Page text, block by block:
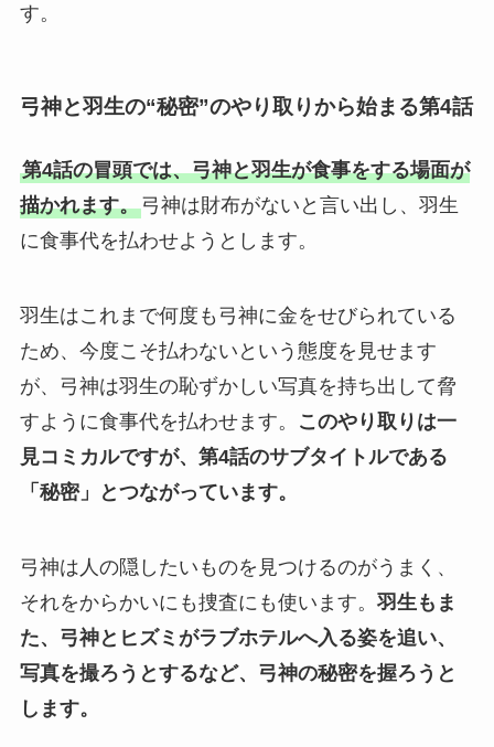
す。
弓神と羽生の“秘密”のやり取りから始まる第4話
第4話の冒頭では、弓神と羽生が食事をする場面が
描かれます。弓神は財布がないと言い出し、羽生
に食事代を払わせようとします。
羽生はこれまで何度も弓神に金をせびられている
ため、今度こそ払わないという態度を見せます
が、弓神は羽生の恥ずかしい写真を持ち出して脅
すように食事代を払わせます。
このやり取りは一
見コミカルですが、第4話のサブタイトルである
「秘密」とつながっています。
弓神は人の隠したいものを見つけるのがうまく、
それをからかいにも捜査にも使います。 羽生もま
た、弓神とヒズミがラブホテルへ入る姿を追い、
写真を撮ろうとするなど、弓神の秘密を握ろうと
します。